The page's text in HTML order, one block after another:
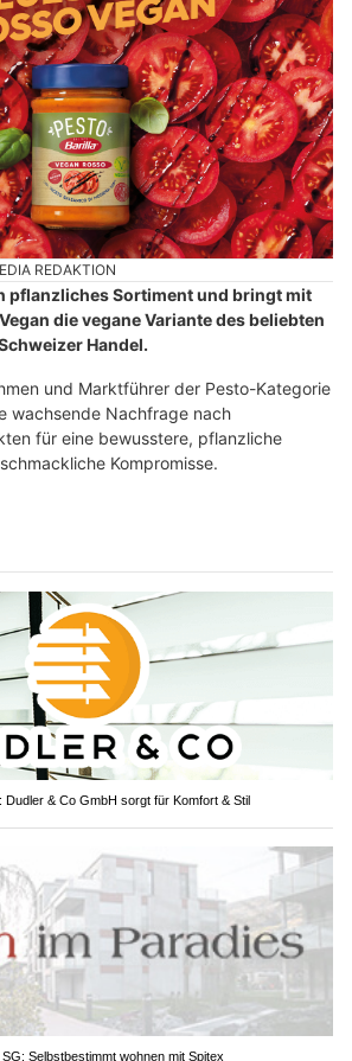
REDAKTION
pflanzliches Sortiment und bringt mit
die vegane Variante des beliebten
Handel.
und Marktführer der Pesto-Kategorie
wachsende Nachfrage nach
für eine bewusstere, pflanzliche
Kompromisse.
Dudler & Co GmbH sorgt für Komfort & Stil
Selbstbestimmt wohnen mit Spitex